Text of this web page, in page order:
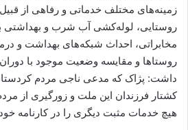
زمینه‌های مختلف خدماتی و رفاهی از
روستایی، لوله‌کشی آب شرب و بهداشتی
مخابراتی، احداث شبکه‌های بهداشت و
روستاها و مقایسه وضعیت موجود با دوران
داشت: پژاک که مدعی ناجی مردم
کشتار فرزندان این ملت و زورگیری از
هیچ خدمات مثبت دیگری را در کارنامه خود